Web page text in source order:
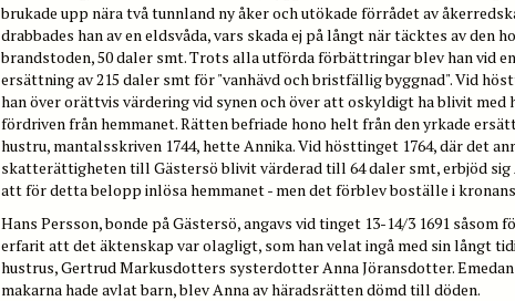
brukade upp nära två tunnland ny åker och utökade förrådet av
drabbades han av en eldsvåda, vars skada ej på långt när täcktes av den
brandstoden, 50 daler smt. Trots alla utförda förbättringar blev han vid
ersättning av 215 daler smt för "vanhävd och bristfällig byggnad". Vid
han över orättvis värdering vid synen och över att oskyldigt ha blivit med
fördriven från hemmanet. Rätten befriade hono helt från den yrkade
hustru, mantalsskriven 1744, hette Annika. Vid hösttinget 1764, där det
skatterättigheten till Gästersö blivit värderad till 64 daler smt, erbjöd sig
att för detta belopp inlösa hemmanet - men det förblev boställe i
Hans Persson, bonde på Gästersö, angavs vid tinget 13-14/3 1691 såsom
erfarit att det äktenskap var olagligt, som han velat ingå med sin långt
hustrus, Gertrud Markusdotters systerdotter Anna Jöransdotter.
makarna hade avlat barn, blev Anna av häradsrätten dömd till döden.